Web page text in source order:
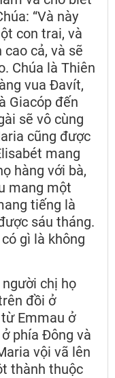
“Và này
con trai, và
cả, và sẽ
Chúa là Thiên
vua Đavít,
Giacóp đến
sẽ vô cùng
cũng được
mang
hàng với bà,
mang một
tiếng là
sáu tháng.
gì là không
chị họ
đồi ở
Emmau ở
phía Đông và
vội vã lên
thành thuộc